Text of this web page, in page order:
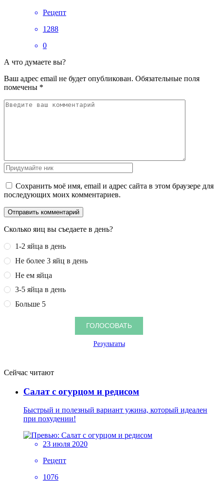
Рецепт
1288
0
А что думаете вы?
Ваш адрес email не будет опубликован. Обязательные поля
помечены *
Сохранить моё имя, email и адрес сайта в этом браузере для
последующих моих комментариев.
Сколько яиц вы съедаете в день?
1-2 яйца в день
Не более 3 яйц в день
Не ем яйца
3-5 яйца в день
Больше 5
Результаты
Сейчас читают
Салат с огурцом и редисом
Быстрый и полезный вариант ужина, который идеален
при похудении!
23 июля 2020
Рецепт
1076